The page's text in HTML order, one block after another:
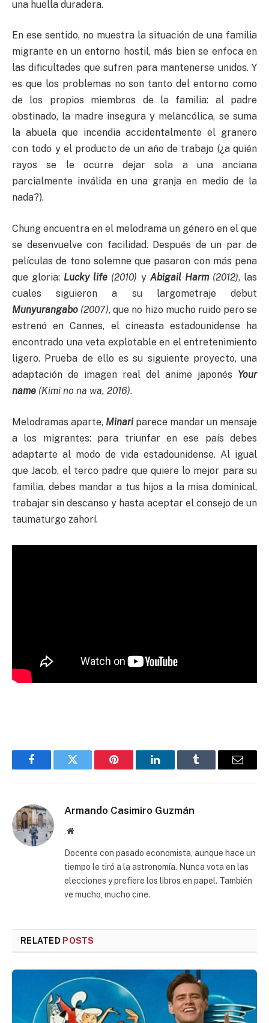
una huella duradera.
En ese sentido, no muestra la situación de una familia
migrante en un entorno hostil, más bien se enfoca en
las dificultades que sufren para mantenerse unidos. Y
es que los problemas no son tanto del entorno como
de los propios miembros de la familia: al padre
obstinado, la madre insegura y melancólica, se suma
la abuela que incendia accidentalmente el granero
con todo y el producto de un año de trabajo (¿a quién
rayos se le ocurre dejar sola a una anciana
parcialmente inválida en una granja en medio de la
nada?).
Chung encuentra en el melodrama un género en el que
se desenvuelve con facilidad. Después de un par de
películas de tono solemne que pasaron con más pena
que gloria: Lucky life (2010) y Abigail Harm(2012), las
cuales siguieron a su largometraje debut
Munyurangabo (2007), que no hizo mucho ruido pero se
estrenó en Cannes, el cineasta estadounidense ha
encontrado una veta explotable en el entretenimiento
ligero. Prueba de ello es su siguiente proyecto, una
adaptación de imagen real del anime japonés Your
name (Kimi no na wa, 2016).
Melodramas aparte, Minariparece mandar un mensaje
a los migrantes: para triunfar en ese país debes
adaptarte al modo de vida estadounidense. Al igual
que Jacob, el terco padre que quiere lo mejor para su
familia, debes mandar a tus hijos a la misa dominical,
trabajar sin descanso y hasta aceptar el consejo de un
taumaturgo zahorí.
FacebookTwitter Pinterest LinkedInTumblr Email
Armando Casimiro Guzmán
Website
Docente con pasado economista, aunque hace un
tiempo le tiró a la astronomía. Nunca vota en las
elecciones y prefiere los libros en papel. También
ve mucho, mucho cine.
RELATED POSTS